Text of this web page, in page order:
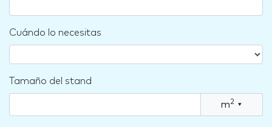
Cuándo lo necesitas
Tamaño del stand
m2 ▾